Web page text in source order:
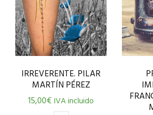
IRREVERENTE. PILAR
MARTÍN PÉREZ
15,00€IVA incluido